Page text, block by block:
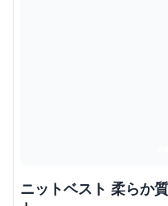
ニットベスト 柔らか